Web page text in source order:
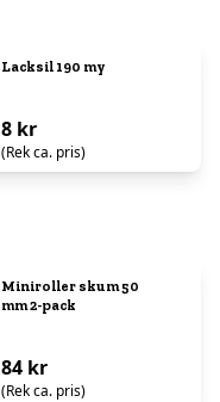
Lacksil 190 my
8 kr
(Rek ca. pris)
Miniroller skum 50
mm 2-pack
84 kr
(Rek ca. pris)